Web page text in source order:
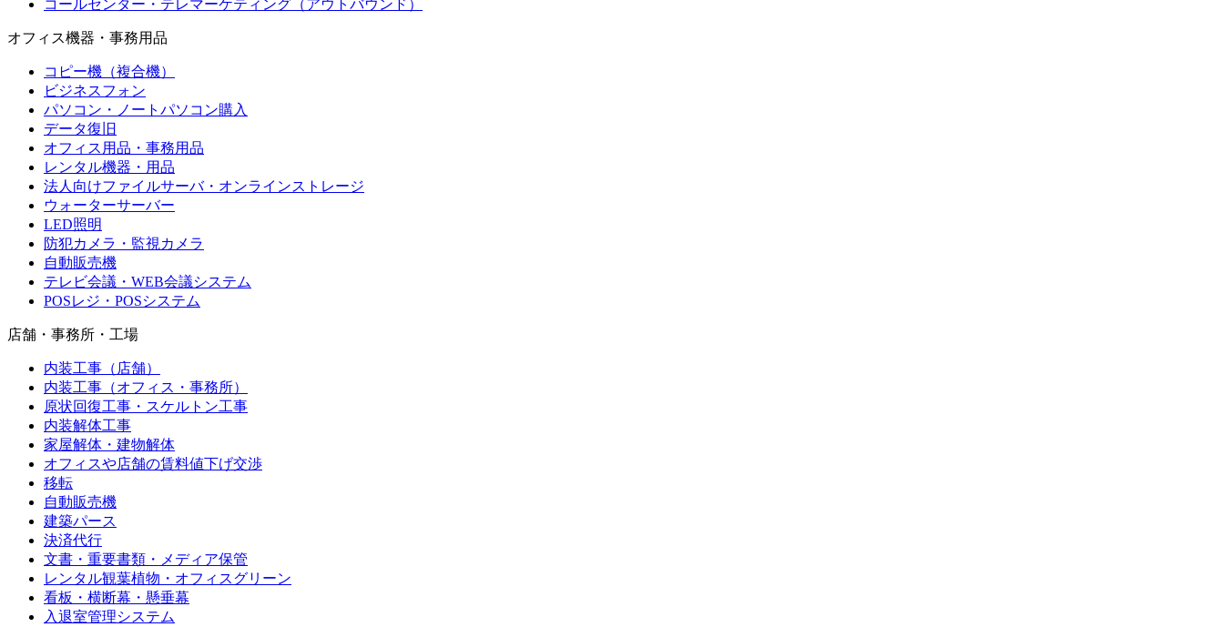
コールセンター・テレマーケティング（アウトバウンド）
オフィス機器・事務用品
コピー機（複合機）
ビジネスフォン
パソコン・ノートパソコン購入
データ復旧
オフィス用品・事務用品
レンタル機器・用品
法人向けファイルサーバ・オンラインストレージ
ウォーターサーバー
LED照明
防犯カメラ・監視カメラ
自動販売機
テレビ会議・WEB会議システム
POSレジ・POSシステム
店舗・事務所・工場
内装工事（店舗）
内装工事（オフィス・事務所）
原状回復工事・スケルトン工事
内装解体工事
家屋解体・建物解体
オフィスや店舗の賃料値下げ交渉
移転
自動販売機
建築パース
決済代行
文書・重要書類・メディア保管
レンタル観葉植物・オフィスグリーン
看板・横断幕・懸垂幕
入退室管理システム